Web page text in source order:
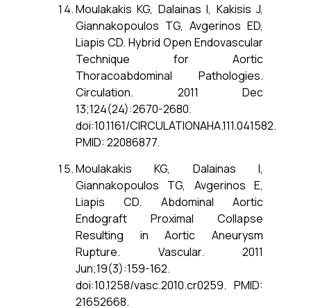
Moulakakis KG, Dalainas I, Kakisis J,
Giannakopoulos TG, Avgerinos ED,
Liapis CD. Hybrid Open Endovascular
Technique for Aortic
Thoracoabdominal Pathologies.
Circulation. 2011 Dec
13;124(24):2670-2680.
doi:10.1161/CIRCULATIONAHA.111.041582.
PMID: 22086877.
Moulakakis KG, Dalainas I,
Giannakopoulos TG, Avgerinos E,
Liapis CD. Abdominal Aortic
Endograft Proximal Collapse
Resulting in Aortic Aneurysm
Rupture. Vascular. 2011
Jun;19(3):159-162.
doi:10.1258/vasc.2010.cr0259. PMID:
21652668.